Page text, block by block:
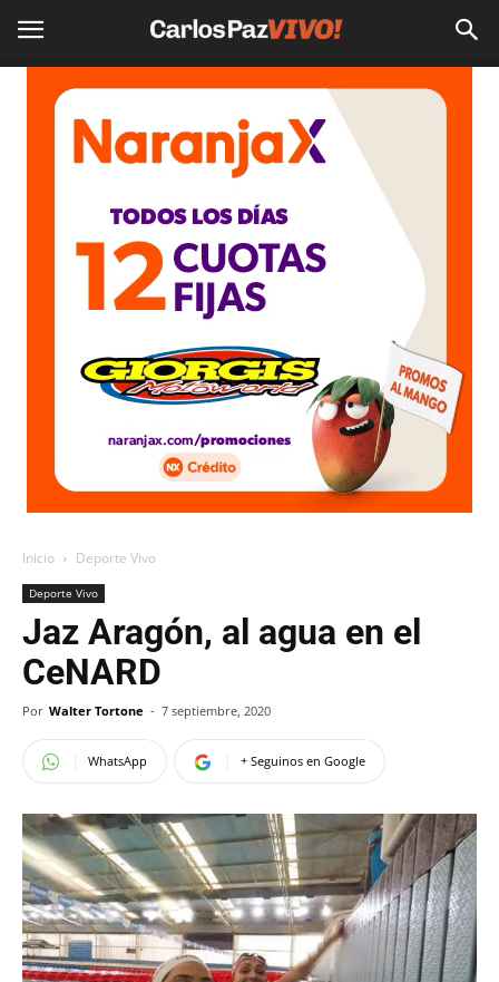
Inicio Deporte Vivo
Deporte Vivo
Jaz Aragón, al agua en el
CeNARD
Por Walter Tortone - 7 septiembre, 2020
WhatsApp + Seguinos en Google